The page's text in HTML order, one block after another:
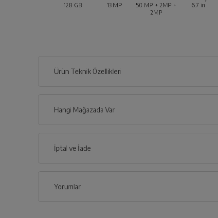
128 GB
13 MP
50 MP + 2MP +
2MP
6.7 in
Ürün Teknik Özellikleri
Hangi Mağazada Var
İptal ve İade
Yorumlar